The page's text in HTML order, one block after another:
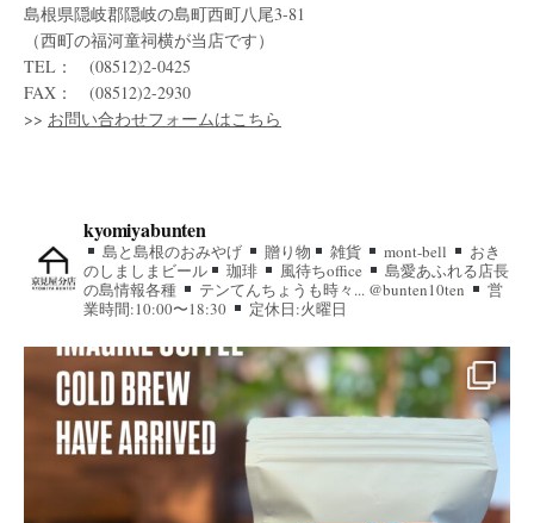
島根県隠岐郡隠岐の島町西町八尾3-81
（西町の福河童祠横が当店です）
TEL： (08512)2-0425
FAX： (08512)2-2930
>> お問い合わせフォームはこちら
kyomiyabunten
島と島根のおみやげ 贈り物 雑貨 mont-bell
おき
のしましまビール
珈琲 風待ちoffice
島愛あふれる店長
の島情報各種
テンてんちょうも時々... @bunten10ten
営
業時間:10:00〜18:30
定休日:火曜日